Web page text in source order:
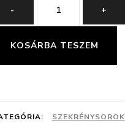
-
120
cm
mennyiség
+
KOSÁRBA TESZEM
SZEKRÉNYSOROK